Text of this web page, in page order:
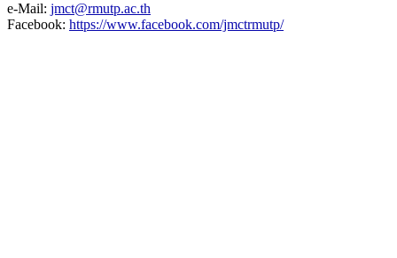
e-Mail: jmct@rmutp.ac.th
Facebook: https://www.facebook.com/jmctrmutp/